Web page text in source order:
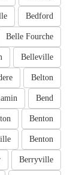
Bedford
Belle Fourche
Belleville
Belton
Bend
Benton
Benton
Berryville